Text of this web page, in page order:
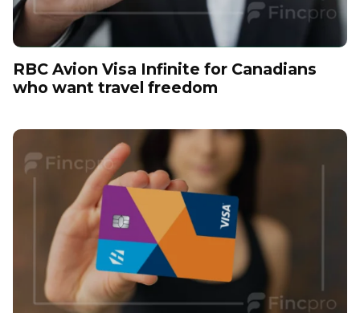
RBC Avion Visa Infinite for Canadians
who want travel freedom